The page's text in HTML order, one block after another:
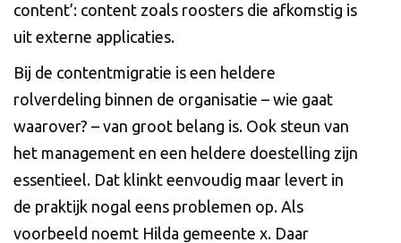
content’: content zoals roosters die afkomstig is
uit externe applicaties.
Bij de contentmigratie is een heldere
rolverdeling binnen de organisatie – wie gaat
waarover? – van groot belang is. Ook steun van
het management en een heldere doestelling zijn
essentieel. Dat klinkt eenvoudig maar levert in
de praktijk nogal eens problemen op. Als
voorbeeld noemt Hilda gemeente x. Daar